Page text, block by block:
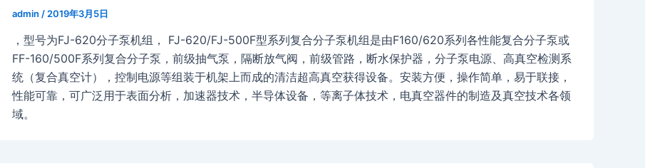
admin / 2019年3月5日
，型号为FJ-620分子泵机组， FJ-620/FJ-500F型系列复合分子泵机组是由F160/620系列各性能复合分子泵或
FF-160/500F系列复合分子泵，前级抽气泵，隔断放气阀，前级管路，断水保护器，分子泵电源、高真空检测系
统（复合真空计），控制电源等组装于机架上而成的清洁超高真空获得设备。安装方便，操作简单，易于联接，
性能可靠，可广泛用于表面分析，加速器技术，半导体设备，等离子体技术，电真空器件的制造及真空技术各领
域。